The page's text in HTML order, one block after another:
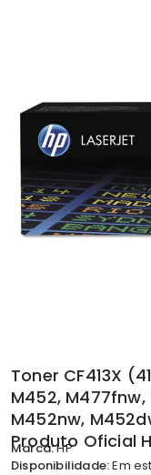
Toner CF413X
M452,
M452nw,
Produto Oficial
Marca:HP
Disponibilidade:Em